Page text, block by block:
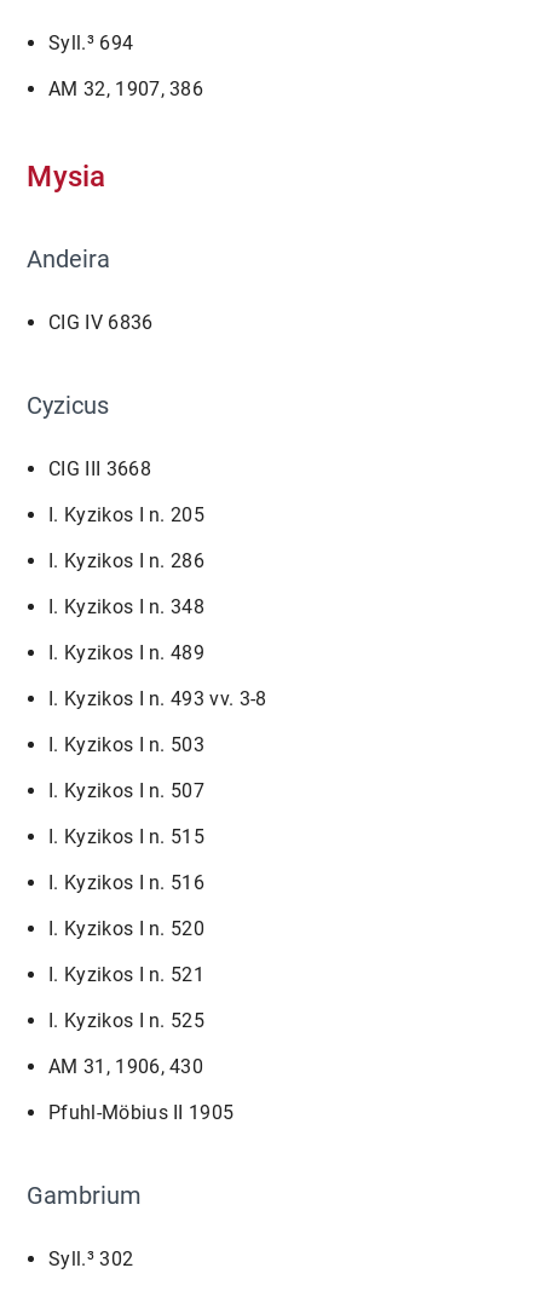
Syll.³ 694
AM 32, 1907, 386
Mysia
Andeira
CIG IV 6836
Cyzicus
CIG III 3668
I. Kyzikos I n. 205
I. Kyzikos I n. 286
I. Kyzikos I n. 348
I. Kyzikos I n. 489
I. Kyzikos I n. 493 vv. 3-8
I. Kyzikos I n. 503
I. Kyzikos I n. 507
I. Kyzikos I n. 515
I. Kyzikos I n. 516
I. Kyzikos I n. 520
I. Kyzikos I n. 521
I. Kyzikos I n. 525
AM 31, 1906, 430
Pfuhl-Möbius II 1905
Gambrium
Syll.³ 302